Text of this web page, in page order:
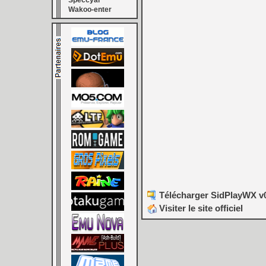
Wakoo-enter
Télécharger SidPlayWX
Visiter le site officiel